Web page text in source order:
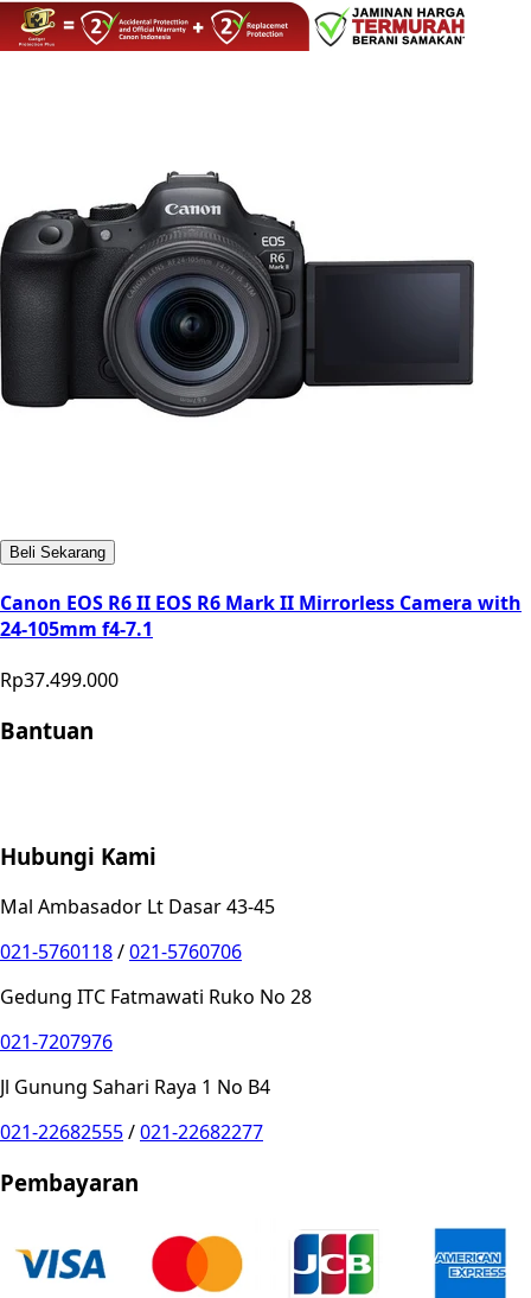
Beli Sekarang
Canon EOS R6 II EOS R6 Mark II Mirrorless Camera with
24-105mm f4-7.1
Rp37.499.000
Bantuan
Hubungi Kami
Mal Ambasador Lt Dasar 43-45
021-5760118/021-5760706
Gedung ITC Fatmawati Ruko No 28
021-7207976
Jl Gunung Sahari Raya 1 No B4
021-22682555/021-22682277
Pembayaran